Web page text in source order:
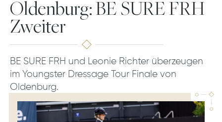
Oldenburg: BE SURE FRH
Zweiter
BE SURE FRH und Leonie Richter überzeugen
im Youngster Dressage Tour Finale von
Oldenburg.